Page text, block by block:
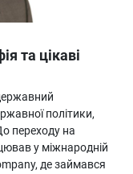
та цікаві
політики,
переходу на
у міжнародній
де займався